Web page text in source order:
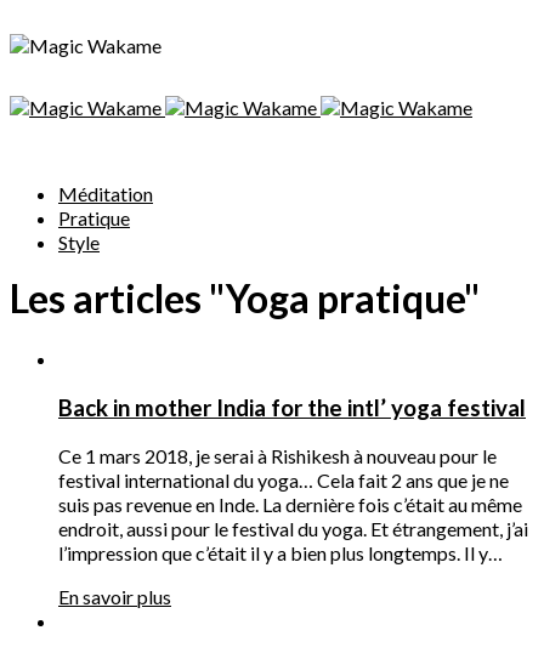
Méditation
Pratique
Style
Les articles "Yoga pratique"
Back in mother India for the intl’ yoga festival
Ce 1 mars 2018, je serai à Rishikesh à nouveau pour le
festival international du yoga… Cela fait 2 ans que je ne
suis pas revenue en Inde. La dernière fois c’était au même
endroit, aussi pour le festival du yoga. Et étrangement, j’ai
l’impression que c’était il y a bien plus longtemps. Il y…
En savoir plus